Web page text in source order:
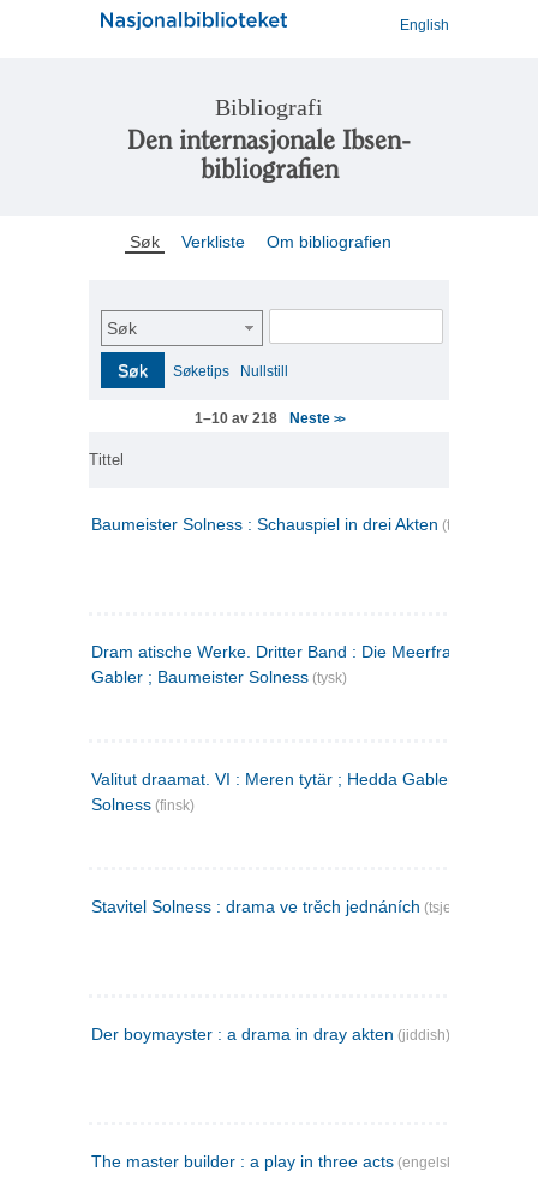
English
Bibliografi
Den internasjonale Ibsen-
bibliografien
Søk Verkliste Om bibliografien
Søk
Søk Søketips Nullstill
1–10 av 218 Neste >>
Tittel
Baumeister Solness : Schauspiel in drei Akten (tysk)
Dram atische Werke. Dritter Band : Die Meerfrau ; Hedda
Gabler ; Baumeister Solness (tysk)
Valitut draamat. VI : Meren tytär ; Hedda Gabler ;
Solness (finsk)
Stavitel Solness : drama ve trěch jednáních (tsjekkisk)
Der boymayster : a drama in dray akten (jiddish)
The master builder : a play in three acts (engelsk)